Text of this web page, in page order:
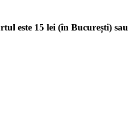
este 15 lei (în București) sau